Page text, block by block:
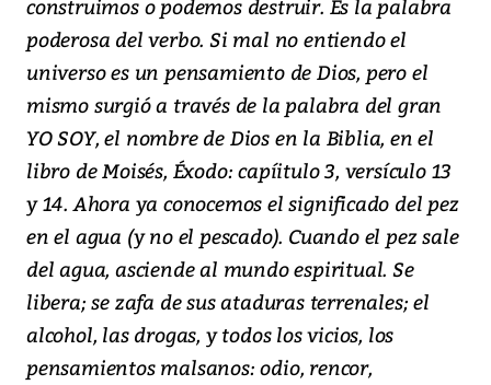
construimos o podemos destruir. Es la palabra
poderosa del verbo. Si mal no entiendo el
universo es un pensamiento de Dios, pero el
mismo surgió a través de la palabra del gran
YO SOY, el nombre de Dios en la Biblia, en el
libro de Moisés, Éxodo: capíitulo 3, versículo 13
y 14. Ahora ya conocemos el significado del pez
en el agua (y no el pescado). Cuando el pez sale
del agua, asciende al mundo espiritual. Se
libera; se zafa de sus ataduras terrenales; el
alcohol, las drogas, y todos los vicios, los
pensamientos malsanos: odio, rencor,